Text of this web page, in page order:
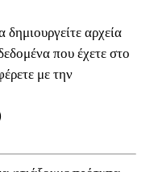
αρχεία
που έχετε στο
με την